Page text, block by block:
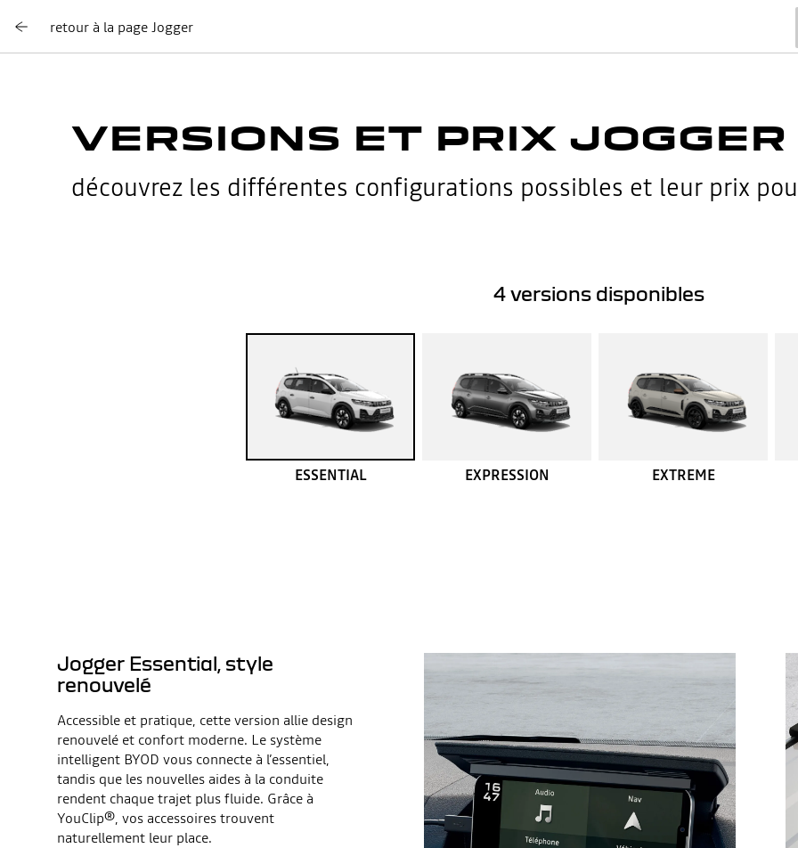
retour à la page Jogger
VERSIONS ET PRIX JOGGER
découvrez les différentes configurations possibles et leur prix
4 versions disponibles
ESSENTIAL EXPRESSION EXTREME
Jogger Essential, style
renouvelé
Accessible et pratique, cette version allie design
renouvelé et confort moderne. Le système
intelligent BYOD vous connecte à l’essentiel,
tandis que les nouvelles aides à la conduite
rendent chaque trajet plus fluide. Grâce à
YouClip®, vos accessoires trouvent
naturellement leur place.